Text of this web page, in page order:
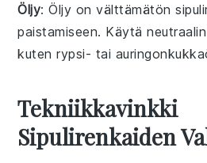
Öljy: Öljy on välttämätön
paistamiseen. Käytä
kuten rypsi- tai
Tekniikkavinkki
Sipulirenkaiden